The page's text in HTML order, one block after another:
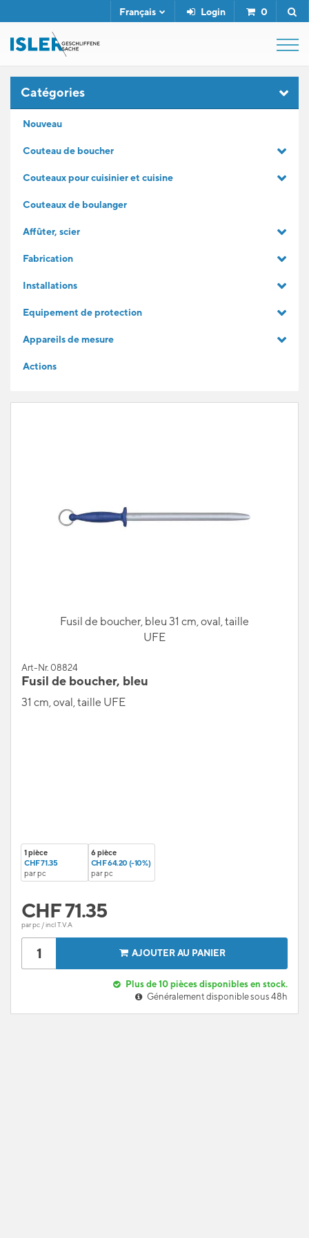
Login 0
Français
SERVICE
Catégories
Nouveau
Couteau de boucher
Couteaux pour cuisinier et cuisine
Couteaux de boulanger
Affûter, scier
Fabrication
Installations
Equipement de protection
Appareils de mesure
Actions
Fusil de boucher, bleu 31 cm, oval, taille
UFE
Art-Nr. 08824
Fusil de boucher, bleu
31 cm, oval, taille UFE
1 pièce
CHF 71.35
par pc
6 pièce
CHF 64.20 (-10%)
par pc
CHF71.35
par pc / incl T.V.A
AJOUTER AU PANIER
Plus de 10 pièces disponibles en stock.
Généralement disponible sous 48h